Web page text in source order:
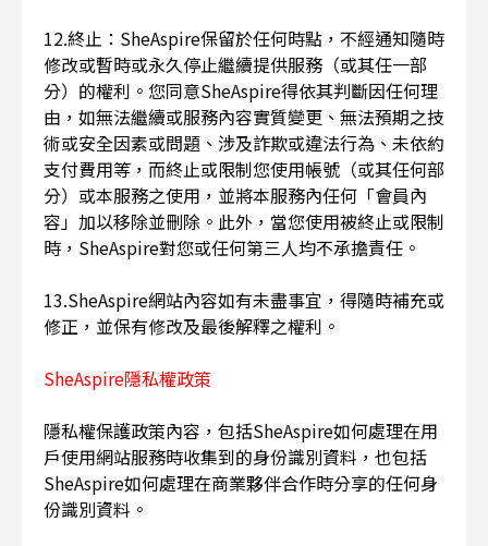
12.終止：SheAspire保留於任何時點，不經通知隨時
修改或暫時或永久停止繼續提供服務（或其任一部
分）的權利。您同意SheAspire得依其判斷因任何理
由，如無法繼續或服務內容實質變更、無法預期之技
術或安全因素或問題、涉及詐欺或違法行為、未依約
支付費用等，而終止或限制您使用帳號（或其任何部
分）或本服務之使用，並將本服務內任何「會員內
容」加以移除並刪除。此外，當您使用被終止或限制
時，SheAspire對您或任何第三人均不承擔責任。
13.SheAspire網站內容如有未盡事宜，得隨時補充或
修正，並保有修改及最後解釋之權利。
SheAspire隱私權政策
隱私權保護政策內容，包括SheAspire如何處理在用
戶使用網站服務時收集到的身份識別資料，也包括
SheAspire如何處理在商業夥伴合作時分享的任何身
份識別資料。